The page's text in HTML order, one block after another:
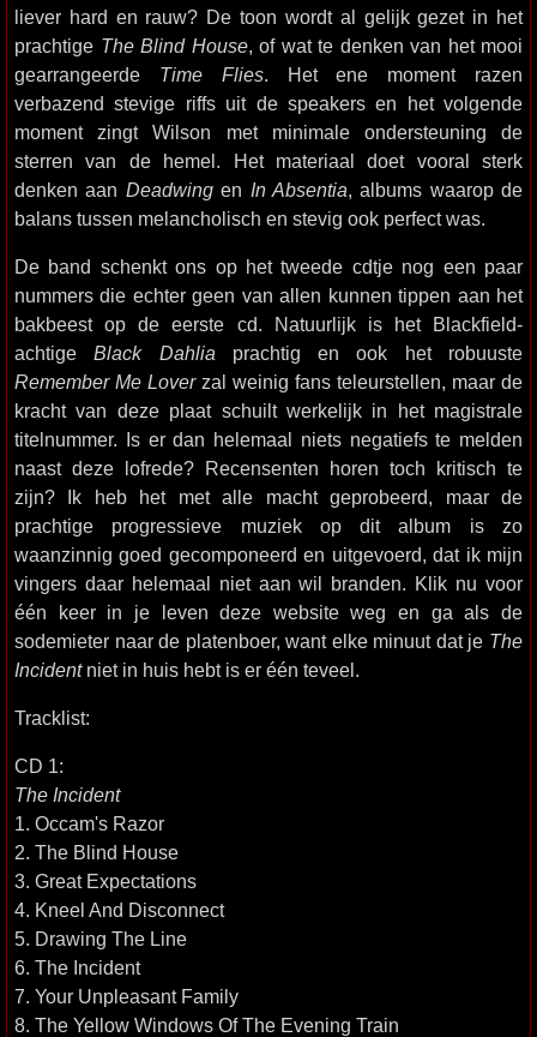
liever hard en rauw? De toon wordt al gelijk gezet in het
prachtige The Blind House, of wat te denken van het mooi
gearrangeerde Time Flies. Het ene moment razen
verbazend stevige riffs uit de speakers en het volgende
moment zingt Wilson met minimale ondersteuning de
sterren van de hemel. Het materiaal doet vooral sterk
denken aan Deadwingen In Absentia, albums waarop de
balans tussen melancholisch en stevig ook perfect was.
De band schenkt ons op het tweede cdtje nog een paar
nummers die echter geen van allen kunnen tippen aan het
bakbeest op de eerste cd. Natuurlijk is het Blackfield-
achtigeBlack Dahlia prachtig en ook het robuuste
Remember Me Loverzal weinig fans teleurstellen, maar de
kracht van deze plaat schuilt werkelijk in het magistrale
titelnummer. Is er dan helemaal niets negatiefs te melden
naast deze lofrede? Recensenten horen toch kritisch te
zijn? Ik heb het met alle macht geprobeerd, maar de
prachtige progressieve muziek op dit album is zo
waanzinnig goed gecomponeerd en uitgevoerd, dat ik mijn
vingers daar helemaal niet aan wil branden. Klik nu voor
één keer in je leven deze website weg en ga als de
sodemieter naar de platenboer, want elke minuut dat je The
Incidentniet in huis hebt is er één teveel.
Tracklist:
CD 1:
The Incident
1. Occam's Razor
2. The Blind House
3. Great Expectations
4. Kneel And Disconnect
5. Drawing The Line
6. The Incident
7. Your Unpleasant Family
8. The Yellow Windows Of The Evening Train